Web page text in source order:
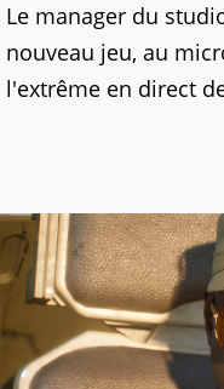
Le manager du
nouveau jeu, au
l'extrême en direct